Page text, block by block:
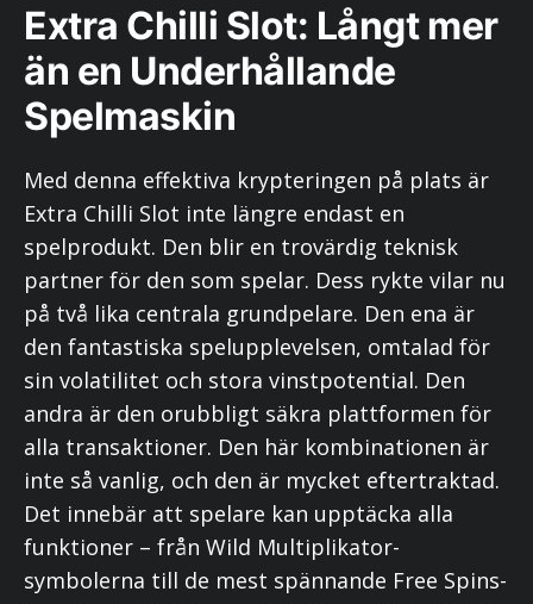
Extra Chilli Slot: Långt mer
än en Underhållande
Spelmaskin
Med denna effektiva krypteringen på plats är
Extra Chilli Slot inte längre endast en
spelprodukt. Den blir en trovärdig teknisk
partner för den som spelar. Dess rykte vilar nu
på två lika centrala grundpelare. Den ena är
den fantastiska spelupplevelsen, omtalad för
sin volatilitet och stora vinstpotential. Den
andra är den orubbligt säkra plattformen för
alla transaktioner. Den här kombinationen är
inte så vanlig, och den är mycket eftertraktad.
Det innebär att spelare kan upptäcka alla
funktioner – från Wild Multiplikator-
symbolerna till de mest spännande Free Spins-